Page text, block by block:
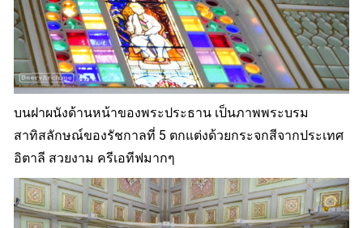
บนฝาผนังด้านหน้าของพระประธาน เป็นภาพพระบรม
สาทิสลักษณ์ของรัชกาลที่ 5 ตกแต่งด้วยกระจกสีจากประเทศ
อิตาลี สวยงาม ครีเอทีฟมากๆ